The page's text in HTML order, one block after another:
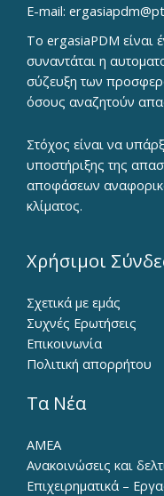
E-mail:
To ergasiaPDM είναι
συναντάται η
σύζευξη των
όσους αναζητούν
Στόχος είναι να
υποστήριξης της
αποφάσεων
κλίματος.
Χρήσιμοι
Σχετικά με εμάς
Συχνές Ερωτήσεις
Επικοινωνία
Πολιτική απορρήτου
Τα Νέα
ΑΜΕΑ
Ανακοινώσεις και
Επιχειρηματικά –